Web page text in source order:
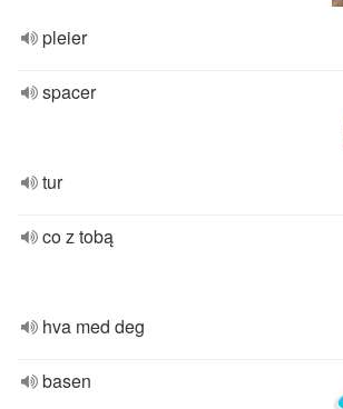
pleier
spacer
tur
co z tobą
hva med deg
basen